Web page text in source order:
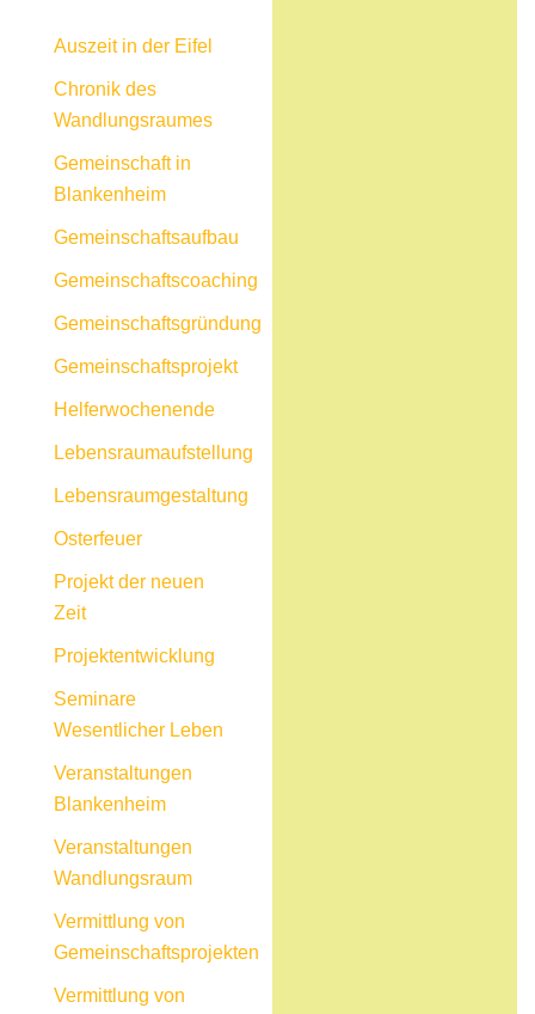
Auszeit in der Eifel
Chronik des
Wandlungsraumes
Gemeinschaft in
Blankenheim
Gemeinschaftsaufbau
Gemeinschaftscoaching
Gemeinschaftsgründung
Gemeinschaftsprojekt
Helferwochenende
Lebensraumaufstellung
Lebensraumgestaltung
Osterfeuer
Projekt der neuen
Zeit
Projektentwicklung
Seminare
Wesentlicher Leben
Veranstaltungen
Blankenheim
Veranstaltungen
Wandlungsraum
Vermittlung von
Gemeinschaftsprojekten
Vermittlung von